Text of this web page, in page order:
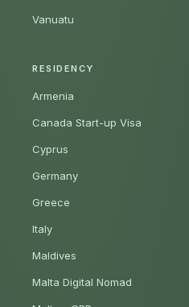
Vanuatu
RESIDENCY
Armenia
Canada Start-up Visa
Cyprus
Germany
Greece
Italy
Maldives
Malta Digital Nomad